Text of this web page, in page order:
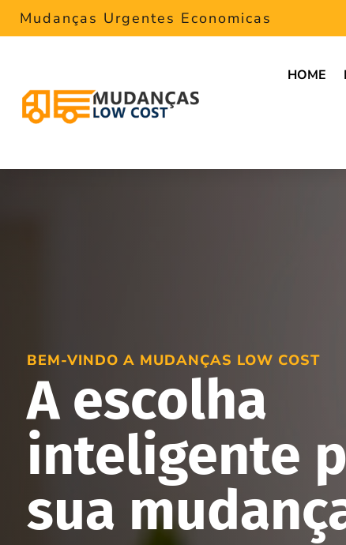
Mudanças Urgentes Economicas
HOME
BEM-VINDO A MUDANÇAS LOW COST
A escolha
inteligente
sua